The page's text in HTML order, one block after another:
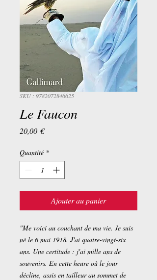
SKU : 9782072846625
Le Faucon
20,00 €Prix
Quantité *
Ajouter au panier
"Me voici au couchant de ma vie. Je suis
né le 6 mai 1918. J'ai quatre-vingt-six
ans. Une certitude : j'ai mille ans de
souvenirs. En cette heure où le jour
décline, assis en tailleur au sommet de